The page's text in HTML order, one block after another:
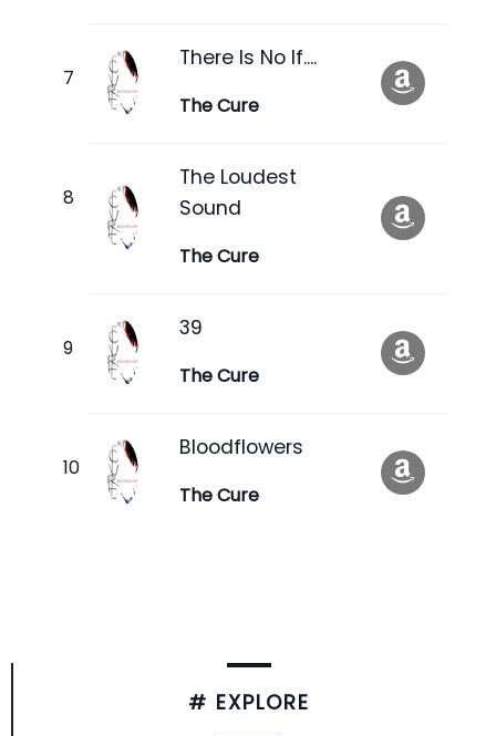
There Is No If....
The Cure
The Loudest
Sound
The Cure
39
The Cure
Bloodflowers
The Cure
# EXPLORE